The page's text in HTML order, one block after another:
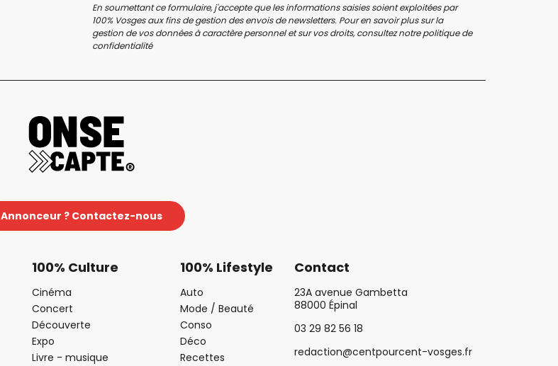
En soumettant ce formulaire, j'accepte que les informations saisies soient exploitées par
100% Vosges aux fins de gestion des envois de newsletters. Pour en savoir plus sur la
gestion de vos données à caractère personnel et sur vos droits, consultez notrepolitique de
confidentialité
Annonceur ? Contactez-nous
100% Culture
Cinéma
Concert
Découverte
Expo
Livre - musique
100% Lifestyle
Auto
Mode / Beauté
Conso
Déco
Recettes
Contact
23A avenue Gambetta
88000 Épinal
03 29 82 56 18
redaction@centpourcent-vosges.fr